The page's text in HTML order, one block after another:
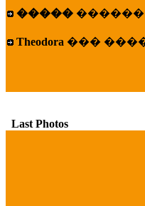
����� ������
Theodora ���
Last Photos